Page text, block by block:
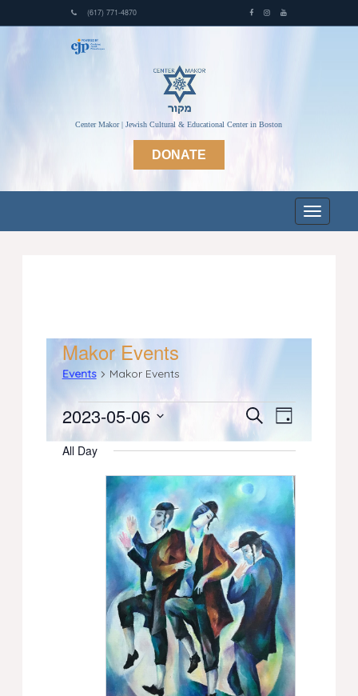
(617) 771-4870
Center Makor | Jewish Cultural & Educational Center in Boston
DONATE
Makor Events
Events Makor Events
Events
for
May
2023
Events
Search
and
Views
Navigation
SearchEvent
Views
Day
2023-05-06
Select
date.
All Day